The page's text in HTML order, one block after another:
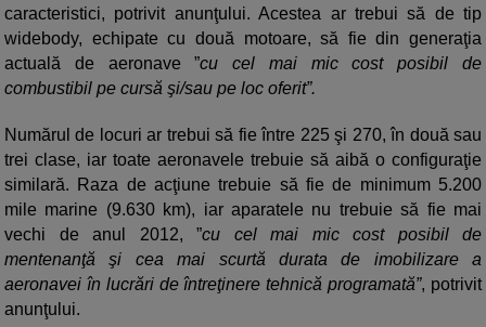
caracteristici, potrivit anunţului. Acestea ar trebui să de tip
widebody, echipate cu două motoare, să fie din generaţia
actuală de aeronave ”cu cel mai mic cost posibil de
combustibil pe cursă şi/sau pe loc oferit”.
Numărul de locuri ar trebui să fie între 225 şi 270, în două sau
trei clase, iar toate aeronavele trebuie să aibă o configuraţie
similară. Raza de acţiune trebuie să fie de minimum 5.200
mile marine (9.630 km), iar aparatele nu trebuie să fie mai
vechi de anul 2012, ”cu cel mai mic cost posibil de
mentenanţă şi cea mai scurtă durata de imobilizare a
aeronavei în lucrări de întreţinere tehnică programată”, potrivit
anunţului.